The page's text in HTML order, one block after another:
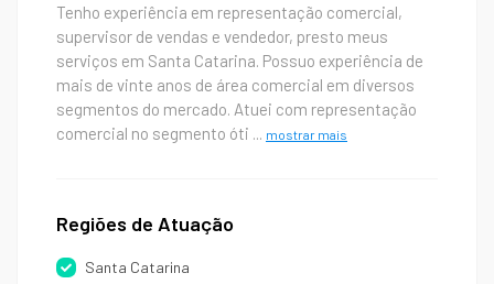
Tenho experiência em representação comercial,
supervisor de vendas e vendedor, presto meus
serviços em Santa Catarina. Possuo experiência de
mais de vinte anos de área comercial em diversos
segmentos do mercado. Atuei com representação
comercial no segmento óti ... mostrar mais
Regiões de Atuação
Santa Catarina